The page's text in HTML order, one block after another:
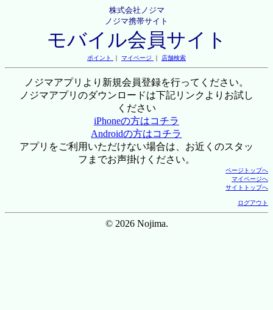
株式会社ノジマ
ノジマ携帯サイト
モバイル会員サイト
ポイント ｜ マイページ ｜ 店舗検索
ノジマアプリより新規会員登録を行ってください。
ノジマアプリのダウンロードは下記リンクよりお試し
ください
iPhoneの方はコチラ
Androidの方はコチラ
アプリをご利用いただけない場合は、お近くのスタッ
フまでお声掛けください。
ページトップへ
マイページへ
サイトトップへ
ログアウト
© 2026 Nojima.